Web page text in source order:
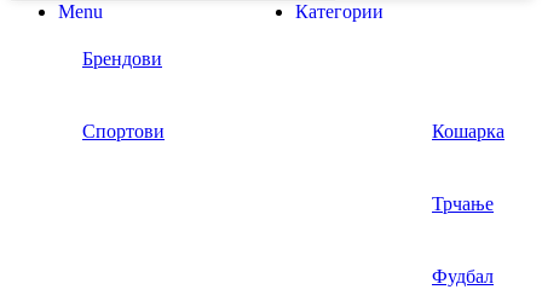
Menu Категории
Брендови
Спортови Кошарка
Трчање
Фудбал